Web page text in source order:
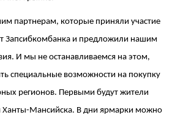
партнерам, которые приняли участие
Запсибкомбанка и предложили нашим
И мы не останавливаемся на этом,
специальные возможности на покупку
регионов. Первыми будут жители
Ханты-Мансийска. В дни ярмарки можно